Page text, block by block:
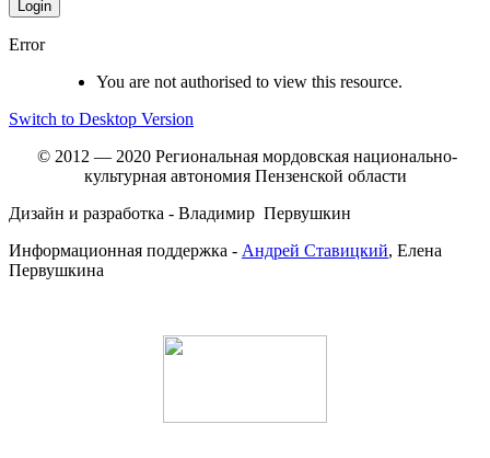
Error
You are not authorised to view this resource.
Switch to Desktop Version
© 2012 — 2020 Региональная мордовская национально-
культурная автономия Пензенской области
Дизайн и разработка - Владимир Первушкин
Информационная поддержка - Андрей Ставицкий, Елена
Первушкина